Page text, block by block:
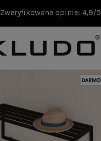
Zweryfikowane opinie: 4,9/5